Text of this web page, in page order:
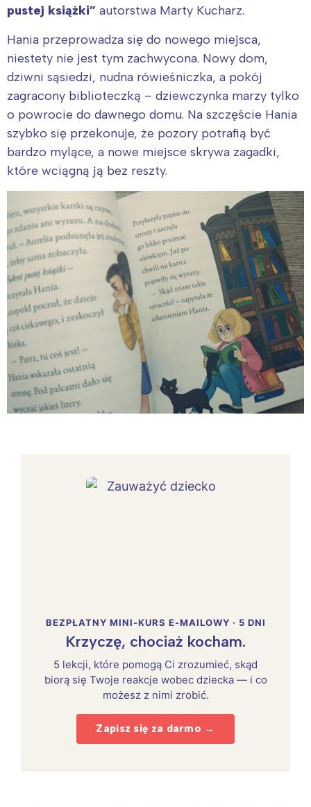
pustej książki” autorstwa Marty Kucharz.
Hania przeprowadza się do nowego miejsca,
niestety nie jest tym zachwycona. Nowy dom,
dziwni sąsiedzi, nudna rówieśniczka, a pokój
zagracony biblioteczką – dziewczynka marzy tylko
o powrocie do dawnego domu. Na szczęście Hania
szybko się przekonuje, że pozory potrafią być
bardzo mylące, a nowe miejsce skrywa zagadki,
które wciągną ją bez reszty.
BEZPŁATNY MINI-KURS E-MAILOWY · 5 DNI
Krzyczę, chociaż kocham.
5 lekcji, które pomogą Ci zrozumieć, skąd
biorą się Twoje reakcje wobec dziecka — i co
możesz z nimi zrobić.
Zapisz się za darmo →